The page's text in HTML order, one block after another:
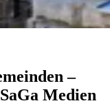
–
Medien